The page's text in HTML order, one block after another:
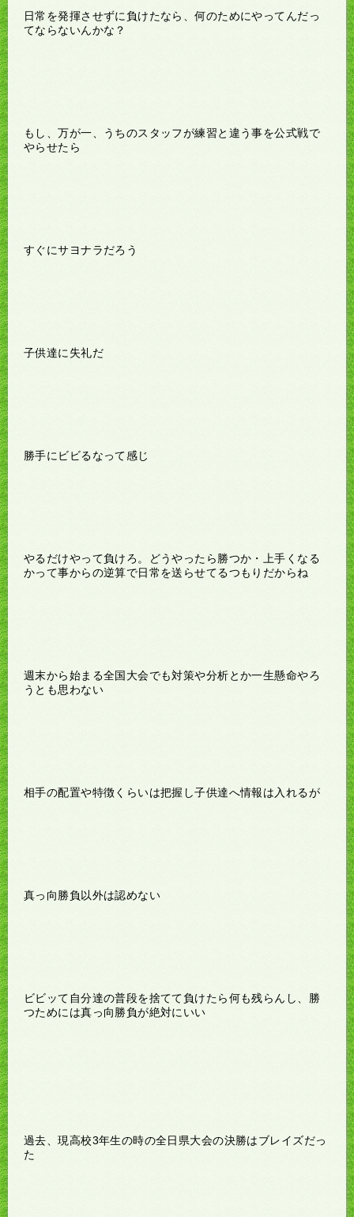
日常を発揮させずに負けたなら、何のためにやってんだっ
てならないんかな？
もし、万が一、うちのスタッフが練習と違う事を公式戦で
やらせたら
すぐにサヨナラだろう
子供達に失礼だ
勝手にビビるなって感じ
やるだけやって負けろ。どうやったら勝つか・上手くなる
かって事からの逆算で日常を送らせてるつもりだからね
週末から始まる全国大会でも対策や分析とか一生懸命やろ
うとも思わない
相手の配置や特徴くらいは把握し子供達へ情報は入れるが
真っ向勝負以外は認めない
ビビッて自分達の普段を捨てて負けたら何も残らんし、勝
つためには真っ向勝負が絶対にいい
過去、現高校3年生の時の全日県大会の決勝はブレイズだっ
た